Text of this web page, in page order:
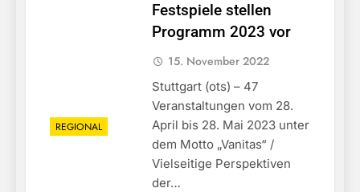
REGIONAL
Festspiele stellen
Programm 2023 vor
15. November 2022
Stuttgart (ots) – 47
Veranstaltungen vom 28.
April bis 28. Mai 2023 unter
dem Motto „Vanitas“ /
Vielseitige Perspektiven
der…